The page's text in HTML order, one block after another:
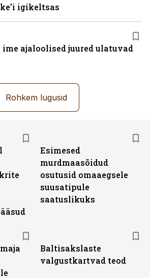
igikeltsas
ime ajaloolised juured ulatuvad
Rohkem lugusid
Esimesed
murdmaasõidud
osutusid omaaegsele
suusatipule
saatuslikuks
Baltisakslaste
valgustkartvad teod